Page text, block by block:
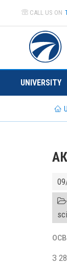
CALL US ON
UNIVERSITY
З